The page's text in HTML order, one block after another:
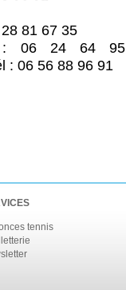
81 67 35
: 06 24 64 95
: 06 56 88 96 91
tennis